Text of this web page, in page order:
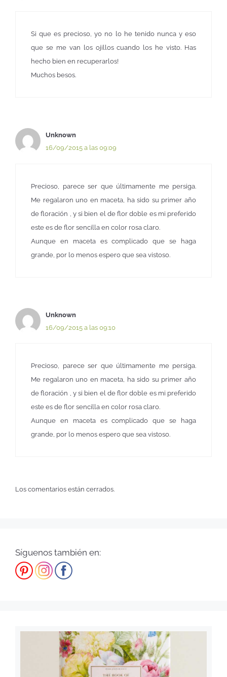
Si que es precioso, yo no lo he tenido nunca y eso
que se me van los ojillos cuando los he visto. Has
hecho bien en recuperarlos!
Muchos besos.
Unknown
16/09/2015 a las 09:09
Precioso, parece ser que últimamente me persiga.
Me regalaron uno en maceta, ha sido su primer año
de floración , y si bien el de flor doble es mi preferido
este es de flor sencilla en color rosa claro.
Aunque en maceta es complicado que se haga
grande, por lo menos espero que sea vistoso.
Unknown
16/09/2015 a las 09:10
Precioso, parece ser que últimamente me persiga.
Me regalaron uno en maceta, ha sido su primer año
de floración , y si bien el de flor doble es mi preferido
este es de flor sencilla en color rosa claro.
Aunque en maceta es complicado que se haga
grande, por lo menos espero que sea vistoso.
Los comentarios están cerrados.
Síguenos también en: